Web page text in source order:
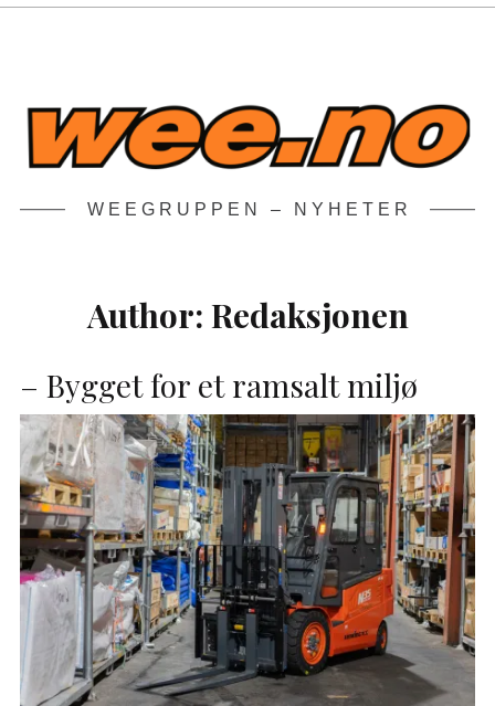
WEEGRUPPEN – NYHETER
Author: Redaksjonen
– Bygget for et ramsalt miljø